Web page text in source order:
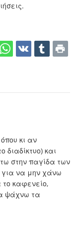
κι αν
και
στην παγίδα των
να μην χάνω
το καφενείο,
ψάχνω τα